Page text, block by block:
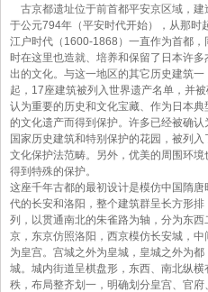
古京都遗址位于前首都平安京区域，建
于公元794年（平安时代开始），从那时
江户时代（1600-1868）一直作为首都，
时在这里也造就、培养和保留了日本许多
出的文化。与这一地区的其它历史建筑一
起，17座建筑被列入世界遗产名单，并
认为重要的历史和文化宝藏、作为日本典
的文化遗产而得到保护。许多已经被确认
国家历史建筑和特别保护的花园，被列入
文化保护法范畴。另外，优美的周围环境
得到特殊的保护。
这座千年古都的最初设计是模仿中国隋唐
代的长安和洛阳，整个建筑群呈长方形排
列，以贯通南北的朱雀路为轴，分为东西
京，东京仿照洛阳，西京模仿长安城，中
为皇宫。宫城之外为皇城，皇城之外为都
城。城内街道呈棋盘形，东西、南北纵横
秩，布局整齐划一，明确划分皇宫、官府、